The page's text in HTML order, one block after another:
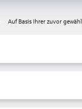
Auf Basis Ihrer zuvor